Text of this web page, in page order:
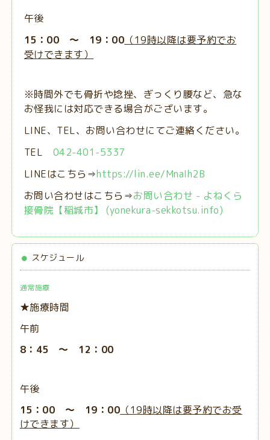
午後
15：00 ～ 19：00 （19時以降は要予約でお
受けできます）
※時間外でも骨折や捻挫、ぎっくり腰など、急な
お怪我には対応できる場合がございます。
LINE、TEL、お問い合わせにてご連絡ください。
TEL 042-401-5337
LINEはこちら⇒https://lin.ee/MnaIh2B
お問い合わせはこちら⇒お問い合わせ - よねくら
接骨院【稲城市】 (yonekura-sekkotsu.info)
スケジュール
通常施療
★施療時間
午前
8：45 ～ 12：00
午後
15：00 ～ 19：00 （19時以降は要予約でお受
けできます）